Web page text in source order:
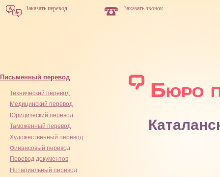
Заказать перевод Заказать звонок
Письменный перевод
Технический перевод
Медицинский перевод
Юридический перевод
Таможенный перевод
Художественный перевод
Финансовый перевод
Перевод документов
Нотариальный перевод